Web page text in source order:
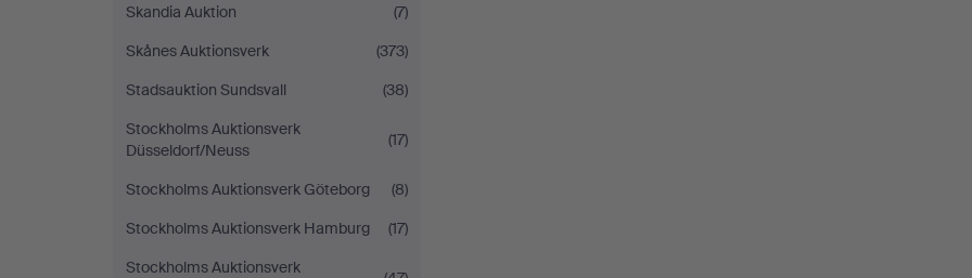
Skandia Auktion
(7)
Skånes Auktionsverk
(373)
Stadsauktion Sundsvall
(38)
Stockholms Auktionsverk
Düsseldorf/Neuss
(17)
Stockholms Auktionsverk Göteborg
(8)
Stockholms Auktionsverk Hamburg
(17)
Stockholms Auktionsverk